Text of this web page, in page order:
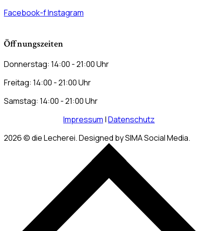
Facebook-fInstagram
Öffnungszeiten
Donnerstag: 14:00 - 21:00 Uhr
Freitag: 14:00 - 21:00 Uhr
Samstag: 14:00 - 21:00 Uhr
Impressum |Datenschutz
2026© die Lecherei. Designed by SIMA Social Media.